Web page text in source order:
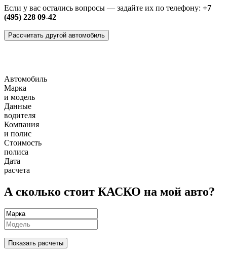
Если у вас остались вопросы — задайте их по телефону: +7
(495) 228 09-42
Рассчитать другой автомобиль
Автомобиль
Марка
и модель
Данные
водителя
Компания
и полис
Стоимость
полиса
Дата
расчета
А сколько стоит КАСКО на мой авто?
Показать расчеты